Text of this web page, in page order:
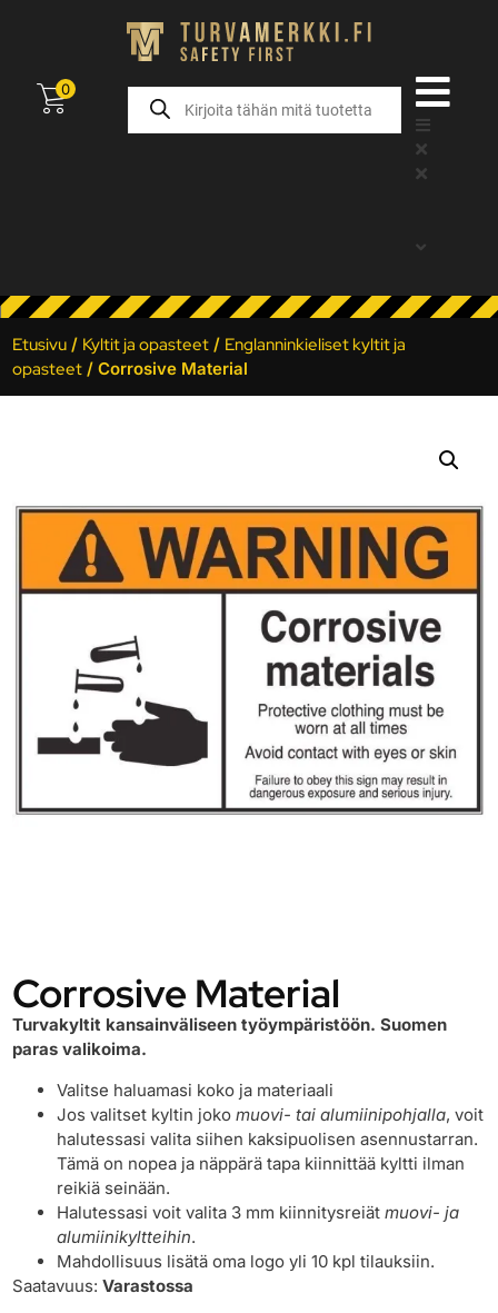
0
Etusivu / Kyltit ja opasteet / Englanninkieliset kyltit ja
opasteet / Corrosive Material
Corrosive Material
Turvakyltit kansainväliseen työympäristöön. Suomen
paras valikoima.
Valitse haluamasi koko ja materiaali
Jos valitset kyltin jokomuovi- tai alumiinipohjalla, voit
halutessasi valita siihen kaksipuolisen asennustarran.
Tämä on nopea ja näppärä tapa kiinnittää kyltti ilman
reikiä seinään.
Halutessasi voit valita 3 mm kiinnitysreiätmuovi- ja
alumiinikyltteihin.
Mahdollisuus lisätä oma logo yli 10 kpl tilauksiin.
Saatavuus:Varastossa